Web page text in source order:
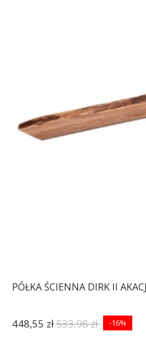
PÓŁKA ŚCIENNA DIRK II
448,55 zł533,98 zł -16%